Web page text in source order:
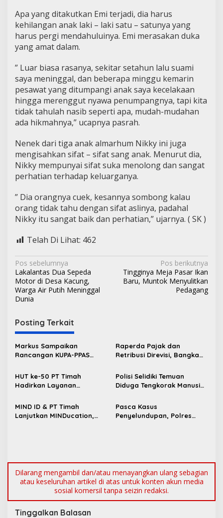
Apa yang ditakutkan Emi terjadi, dia harus
kehilangan anak laki – laki satu – satunya yang
harus pergi mendahuluinya. Emi merasakan duka
yang amat dalam.
” Luar biasa rasanya, sekitar setahun lalu suami
saya meninggal, dan beberapa minggu kemarin
pesawat yang ditumpangi anak saya kecelakaan
hingga merenggut nyawa penumpangnya, tapi kita
tidak tahulah nasib seperti apa, mudah-mudahan
ada hikmahnya,” ucapnya pasrah.
Nenek dari tiga anak almarhum Nikky ini juga
mengisahkan sifat – sifat sang anak. Menurut dia,
Nikky mempunyai sifat suka menolong dan sangat
perhatian terhadap keluarganya.
” Dia orangnya cuek, kesannya sombong kalau
orang tidak tahu dengan sifat aslinya, padahal
Nikky itu sangat baik dan perhatian,” ujarnya. ( SK )
Telah Di Lihat: 462
N
a
v
i
g
a
s
i
p
o
s
Pos sebelumnya
Lakalantas Dua Sepeda
Motor di Desa Kacung,
Warga Air Putih Meninggal
Dunia
Pos berikutnya
Tingginya Meja Pasar Ikan
Baru, Muntok Menyulitkan
Pedagang
Posting Terkait
Markus Sampaikan
Rancangan KUPA-PPAS
DPRD Bangka Barat
Raperda Pajak dan
Retribusi Direvisi, Bangka
Retribusi Baru
HUT ke-50 PT Timah
Hadirkan Layanan
Masyarakat Jakarta
Polisi Selidiki Temuan
Diduga Tengkorak Manusia
MIND ID & PT Timah
Lanjutkan MINDucation,
Pasca Kasus
Penyelundupan, Polres
Dilarang mengambil dan/atau menayangkan ulang sebagian
atau keseluruhan artikel di atas untuk konten akun media
sosial komersil tanpa seizin redaksi.
Tinggalkan Balasan